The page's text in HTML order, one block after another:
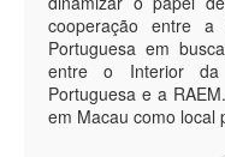
cooperação entre
Portuguesa em
entre o Interior
Portuguesa e a
em Macau como local